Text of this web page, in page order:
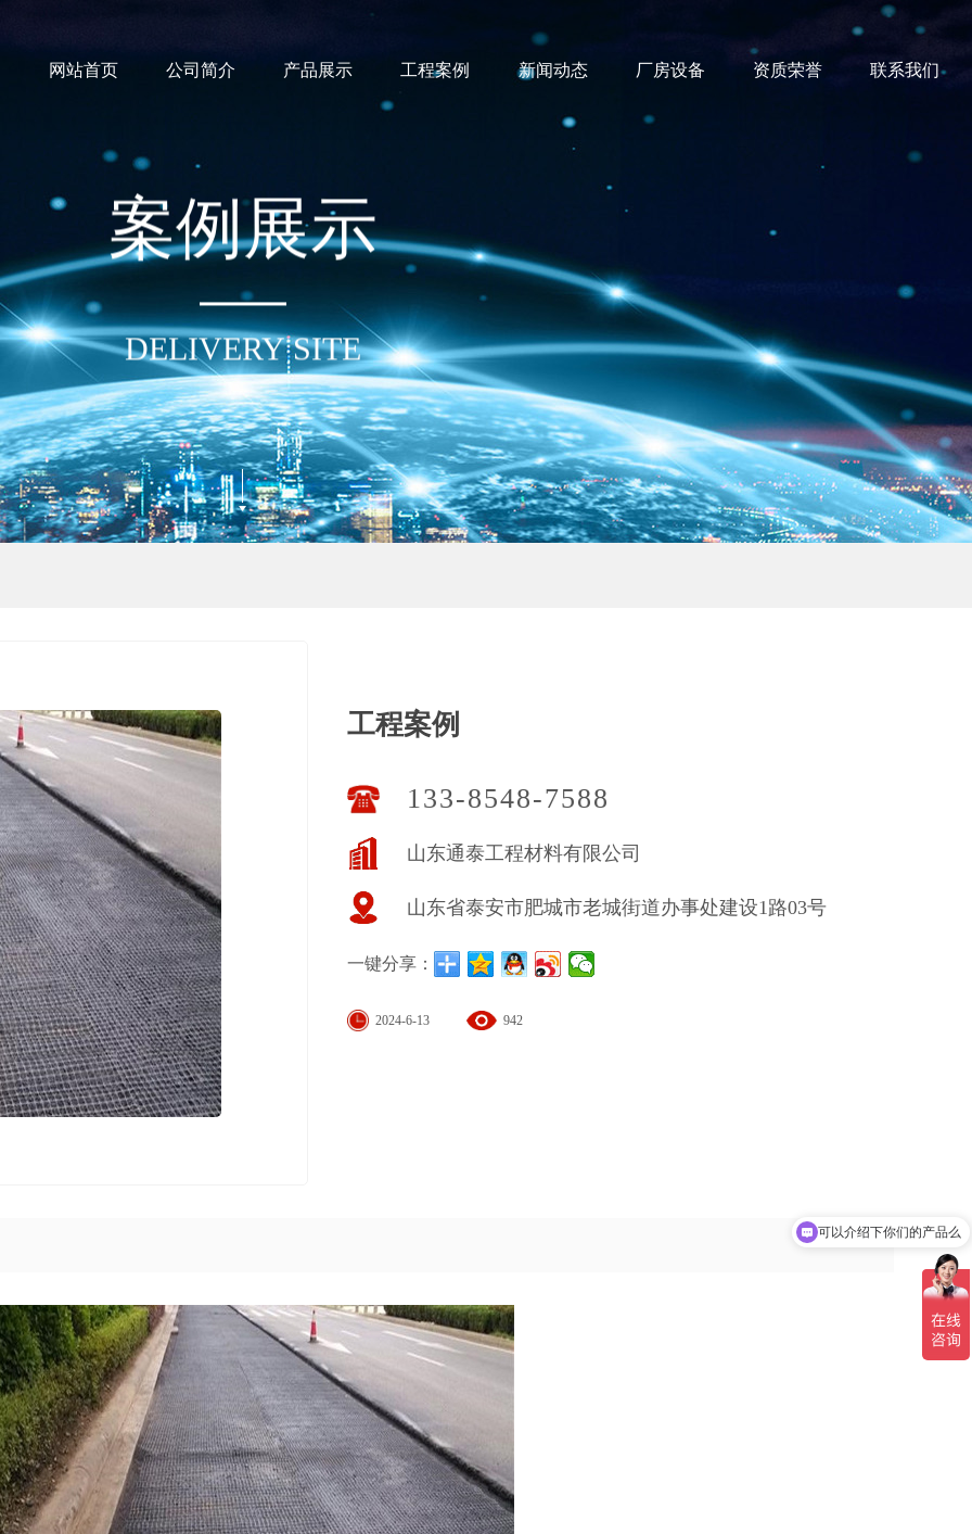
网站首页 公司简介 产品展示 工程案例 新闻动态 厂房设备 资质荣誉 联系我们
案例展示
DELIVERY SITE
工程案例
133-8548-7588
山东通泰工程材料有限公司
山东省泰安市肥城市老城街道办事处建设1路03号
一键分享：
2024-6-13 942
你们是怎么收费的呢